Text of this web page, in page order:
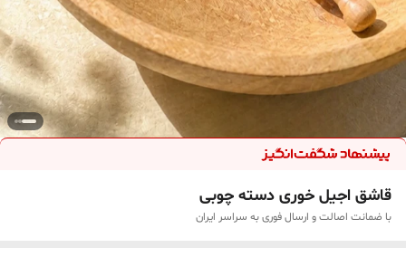
قاشق اجیل خوری دسته چوبی
با ضمانت اصالت و ارسال فوری به سراسر ایران